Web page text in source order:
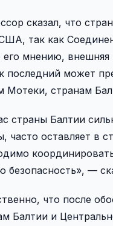
сказал, что
так как
его мнению,
последний может
Мотеки, странам
страны Балтии
часто оставляет в
безопасность», —
что после
Балтии и